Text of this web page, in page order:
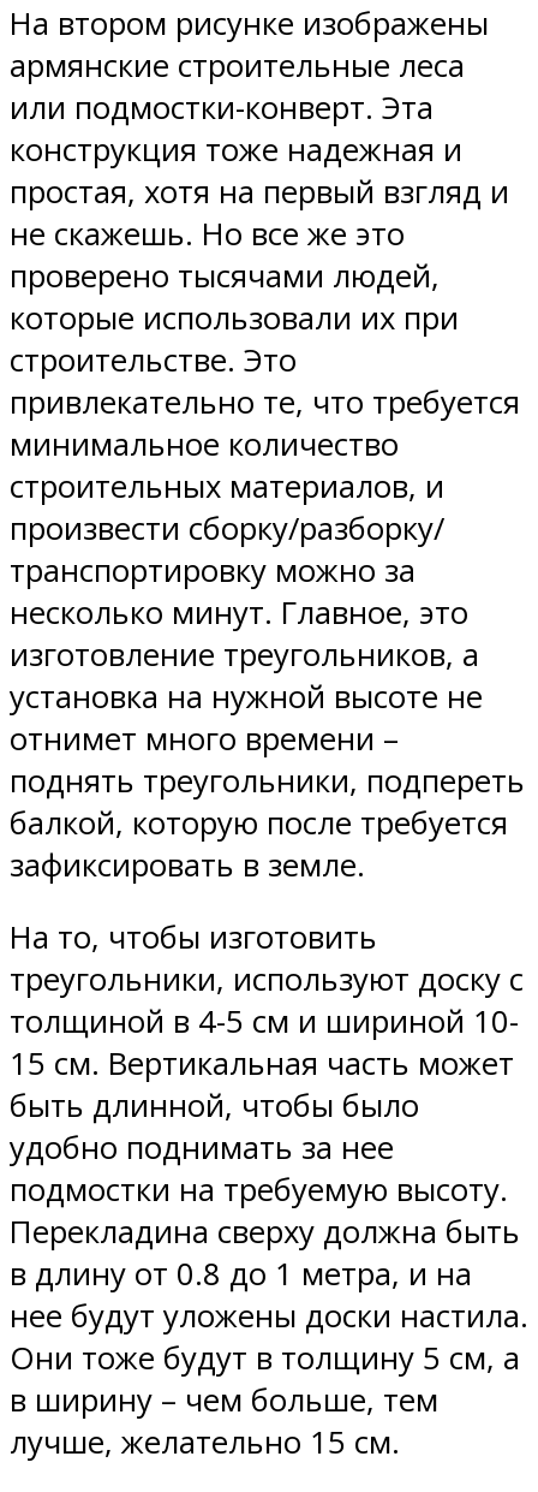
На втором рисунке изображены
армянские строительные леса
или подмостки-конверт. Эта
конструкция тоже надежная и
простая, хотя на первый взгляд и
не скажешь. Но все же это
проверено тысячами людей,
которые использовали их при
строительстве. Это
привлекательно те, что требуется
минимальное количество
строительных материалов, и
произвести сборку/разборку/
транспортировку можно за
несколько минут. Главное, это
изготовление треугольников, а
установка на нужной высоте не
отнимет много времени –
поднять треугольники, подпереть
балкой, которую после требуется
зафиксировать в земле.
На то, чтобы изготовить
треугольники, используют доску с
толщиной в 4-5 см и шириной 10-
15 см. Вертикальная часть может
быть длинной, чтобы было
удобно поднимать за нее
подмостки на требуемую высоту.
Перекладина сверху должна быть
в длину от 0.8 до 1 метра, и на
нее будут уложены доски настила.
Они тоже будут в толщину 5 см, а
в ширину – чем больше, тем
лучше, желательно 15 см.